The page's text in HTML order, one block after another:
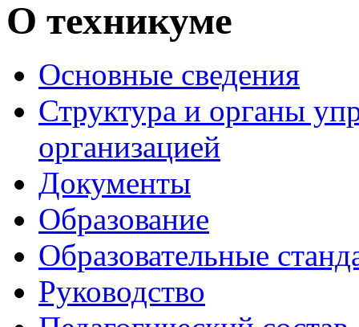
О техникуме
Основные сведения
Структура и органы
организацией
Документы
Образование
Образовательные
Руководство